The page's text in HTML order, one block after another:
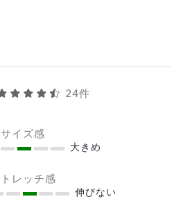
24件
サイズ感
大きめ
レッチ感
伸びない